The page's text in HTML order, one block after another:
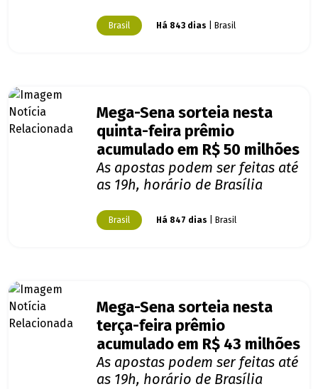
Brasil Há 843 dias | Brasil
Mega-Sena sorteia nesta
quinta-feira prêmio
acumulado em R$ 50 milhões
As apostas podem ser feitas até
as 19h, horário de Brasília
Brasil Há 847 dias | Brasil
Mega-Sena sorteia nesta
terça-feira prêmio
acumulado em R$ 43 milhões
As apostas podem ser feitas até
as 19h, horário de Brasília